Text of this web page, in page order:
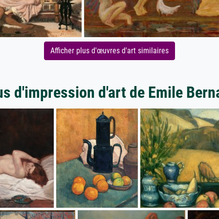
Afficher plus d'œuvres d'art similaires
d'impression d'art de Emile